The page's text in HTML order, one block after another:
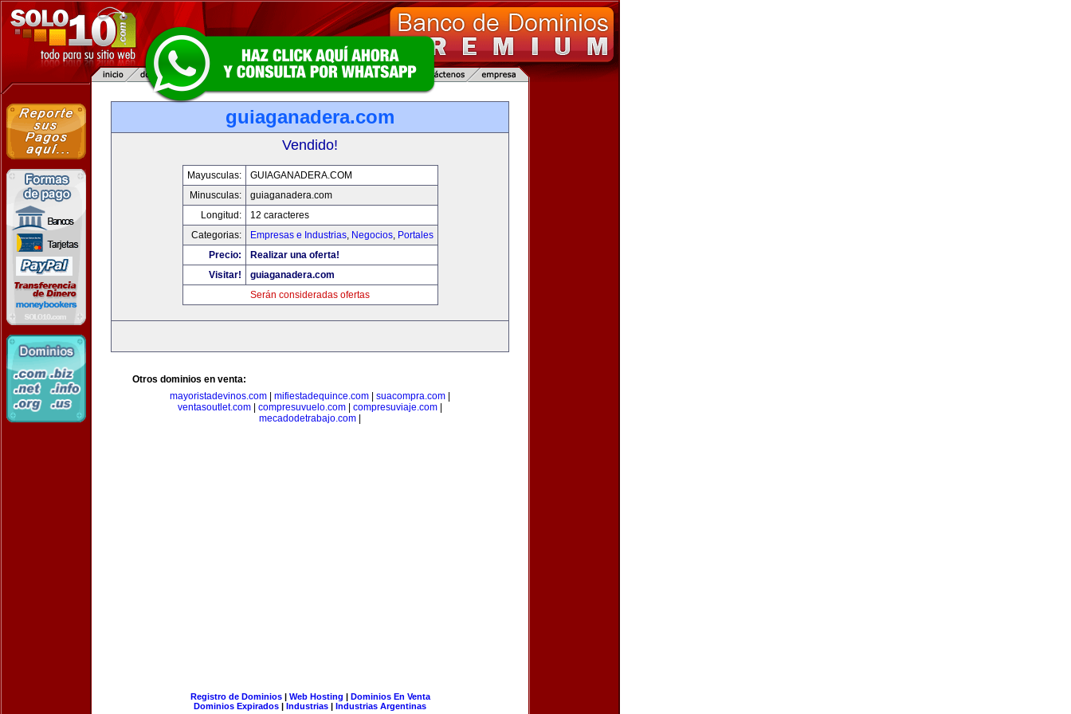
guiaganadera.com
Vendido!
Mayusculas:
GUIAGANADERA.COM
Minusculas:
guiaganadera.com
Longitud:
12 caracteres
Categorias:
Empresas e Industrias, Negocios, Portales
Precio:
Realizar una oferta!
Visitar!
guiaganadera.com
Serán consideradas ofertas
Otros dominios en venta:
mayoristadevinos.com
mifiestadequince.com suacompra.com
ventasoutlet.com
compresuvuelo.com compresuviaje.com
mecadodetrabajo.com
Registro de Dominios| Web Hosting | Dominios En Venta
Dominios Expirados | Industrias | Industrias Argentinas